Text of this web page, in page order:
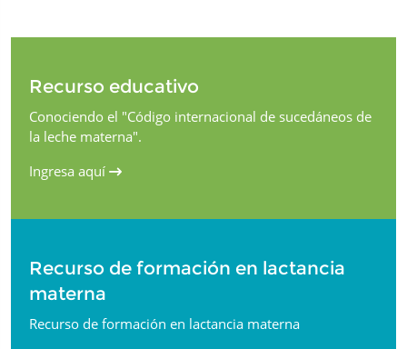
Recurso educativo
Conociendo el "Código internacional de sucedáneos de
la leche materna".
Ingresa aquí
Recurso de formación en lactancia
materna
Recurso de formación en lactancia materna